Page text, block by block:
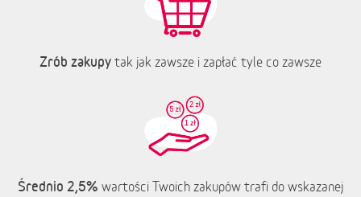
Zrób zakupy tak jak zawsze i zapłać tyle co zawsze
Średnio 2,5% wartości Twoich zakupów trafi do wskazanej